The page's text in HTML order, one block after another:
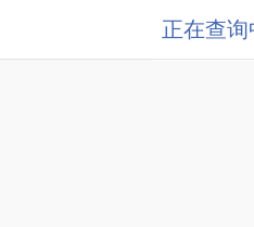
正在查询